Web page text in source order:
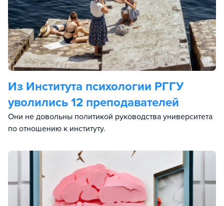
Из Института психологии РГГУ
уволились 12 преподавателей
Они не довольны политикой руководства университета
по отношению к институту.